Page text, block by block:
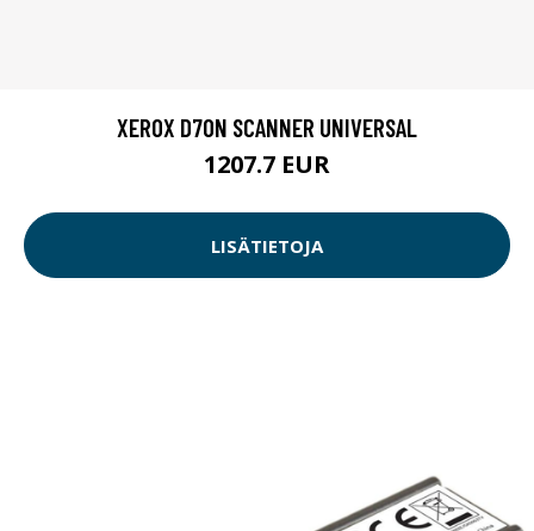
XEROX D70N SCANNER UNIVERSAL
1207.7 EUR
LISÄTIETOJA